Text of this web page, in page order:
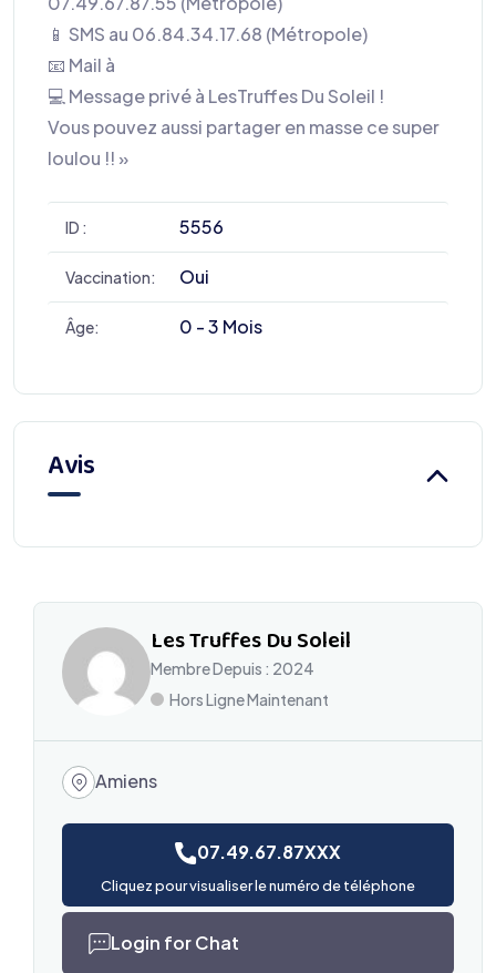
📱 SMS au 06.84.34.17.68 (Métropole)
📧 Mail à
💻 Message privé à LesTruffes Du Soleil !
Vous pouvez aussi partager en masse ce super
loulou !! »
ID : 5556
Vaccination: Oui
Âge: 0 - 3 Mois
Avis
Les Truffes Du Soleil
Membre Depuis : 2024
Hors Ligne Maintenant
Amiens
07.49.67.87XXX
Cliquez pour visualiser le numéro de téléphone
Login for Chat